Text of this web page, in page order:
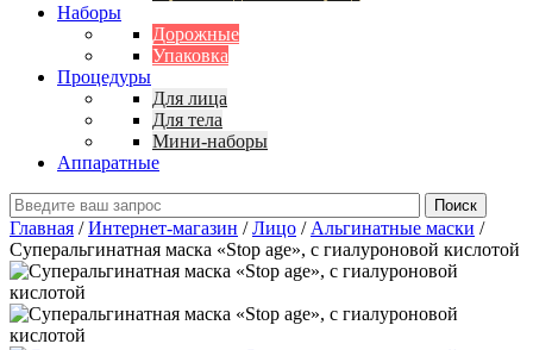
Наборы
Дорожные
Упаковка
Процедуры
Для лица
Для тела
Мини-наборы
Аппаратные
Главная /Интернет-магазин /Лицо / Альгинатные маски /
Суперальгинатная маска «Stop age», с гиалуроновой кислотой